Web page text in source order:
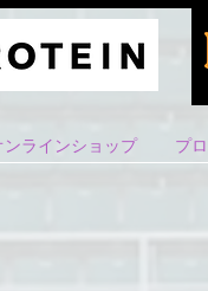
ンラインショップ プ